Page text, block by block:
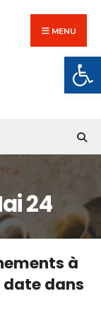
MENU
24
à
date dans